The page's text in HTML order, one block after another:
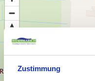
Zustimmung